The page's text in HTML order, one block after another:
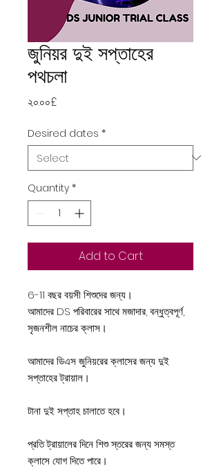
জুনিয়র দুই সপ্তাহের
পথচলা
২০.০০£Price
Desired dates *
Quantity *
Add to Cart
6-11 বছর বয়সী শিশুদের জন্য।
আমাদের DS পরিবারের সাথে মজাদার, বন্ধুত্বপূর্ণ,
সৃজনশীল নাচের ক্লাস।
আমাদের ডিএস জুনিয়রের ক্লাসের জন্য দুই
সপ্তাহের ট্রায়াল।
টানা দুই সপ্তাহ চালাতে হবে।
প্রতি ট্রায়ালের দিনে শিশু স্তরের জন্য সমস্ত
ক্লাসে যোগ দিতে পারে।